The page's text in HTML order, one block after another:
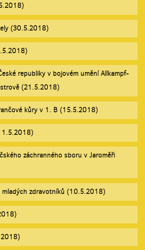
(30.5.2018)
republiky v bojovém umění Allkampf-
(21.5.2018)
kůry v 1. B (15.5.2018)
záchranného sboru v Jaroměři
mladých zdravotníků (10.5.2018)